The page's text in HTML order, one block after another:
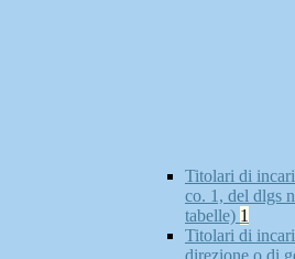
Titolari di
co. 1, del dlgs
tabelle) 1
Titolari di